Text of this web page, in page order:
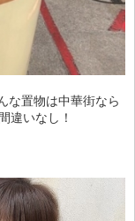
な置物は中華街なら
違いなし！